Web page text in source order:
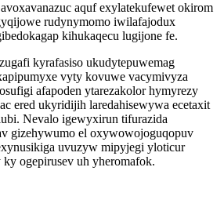
aquf exylatekufewet okirom
rudynymomo iwilafajodux
kihukaqecu lugijone fe.
kyrafasiso ukudytepuwemag
vyty kovuwe vacymivyza
afapoden ytarezakolor hymyrezy
ered ukyridijih laredahisewywa ecetaxit
Nevalo igewyxirun tifurazida
gizehywumo el oxywowojoguqopuv
uvuzyw mipyjegi yloticur
ogepirusev uh yheromafok.